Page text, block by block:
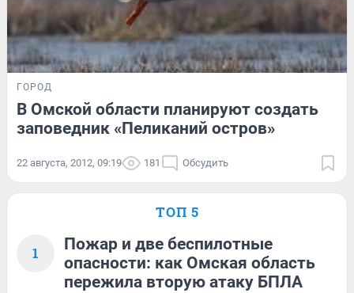
ГОРОД
В Омской области планируют создать
заповедник «Пеликаний остров»
22 августа, 2012, 09:19 181 Обсудить
ТОП 5
1
Пожар и две беспилотные
опасности: как Омская область
пережила вторую атаку БПЛА